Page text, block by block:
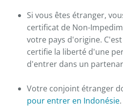
Si vous êtes étranger,
certificat de Non-
votre pays d'origine.
certifie la liberté d'une
d'entrer dans un
Votre conjoint étranger
pour entrer en Indonésie.